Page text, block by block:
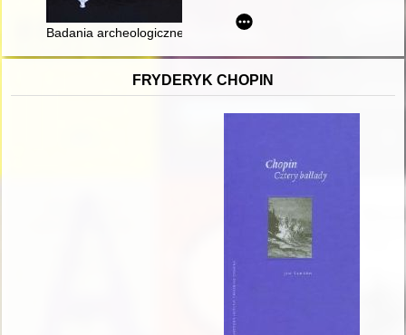
Badania archeologiczne kurhanu K12 na stanowisku 120 w
FRYDERYK CHOPIN